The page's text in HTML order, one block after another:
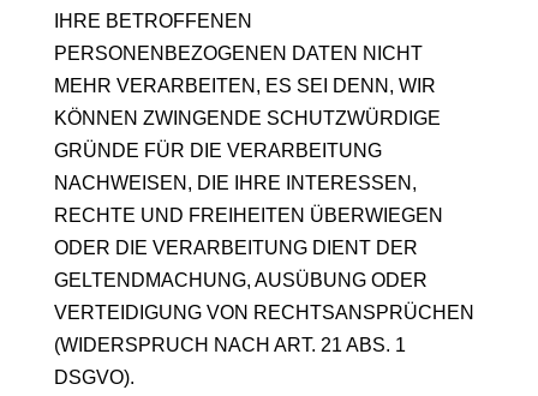
IHRE BETROFFENEN
PERSONENBEZOGENEN DATEN NICHT
MEHR VERARBEITEN, ES SEI DENN, WIR
KÖNNEN ZWINGENDE SCHUTZWÜRDIGE
GRÜNDE FÜR DIE VERARBEITUNG
NACHWEISEN, DIE IHRE INTERESSEN,
RECHTE UND FREIHEITEN ÜBERWIEGEN
ODER DIE VERARBEITUNG DIENT DER
GELTENDMACHUNG, AUSÜBUNG ODER
VERTEIDIGUNG VON RECHTSANSPRÜCHEN
(WIDERSPRUCH NACH ART. 21 ABS. 1
DSGVO).